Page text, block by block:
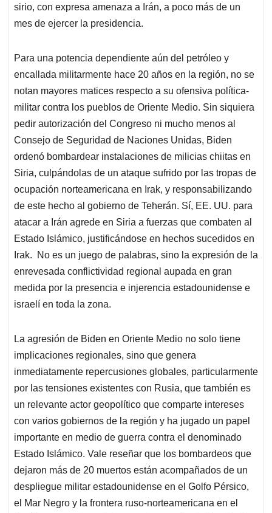
sirio, con expresa amenaza a Irán, a poco más de un
mes de ejercer la presidencia.
Para una potencia dependiente aún del petróleo y
encallada militarmente hace 20 años en la región, no se
notan mayores matices respecto a su ofensiva política-
militar contra los pueblos de Oriente Medio. Sin siquiera
pedir autorización del Congreso ni mucho menos al
Consejo de Seguridad de Naciones Unidas, Biden
ordenó bombardear instalaciones de milicias chiitas en
Siria, culpándolas de un ataque sufrido por las tropas de
ocupación norteamericana en Irak, y responsabilizando
de este hecho al gobierno de Teherán. Sí, EE. UU. para
atacar a Irán agrede en Siria a fuerzas que combaten al
Estado Islámico, justificándose en hechos sucedidos en
Irak. No es un juego de palabras, sino la expresión de la
enrevesada conflictividad regional aupada en gran
medida por la presencia e injerencia estadounidense e
israelí en toda la zona.
La agresión de Biden en Oriente Medio no solo tiene
implicaciones regionales, sino que genera
inmediatamente repercusiones globales, particularmente
por las tensiones existentes con Rusia, que también es
un relevante actor geopolítico que comparte intereses
con varios gobiernos de la región y ha jugado un papel
importante en medio de guerra contra el denominado
Estado Islámico. Vale reseñar que los bombardeos que
dejaron más de 20 muertos están acompañados de un
despliegue militar estadounidense en el Golfo Pérsico,
el Mar Negro y la frontera ruso-norteamericana en el